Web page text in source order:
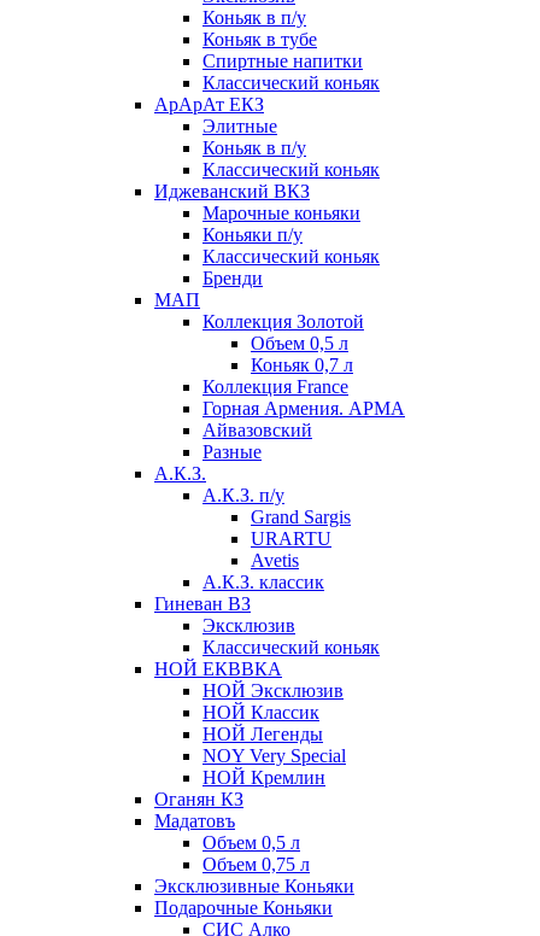
Коньяк в п/у
Коньяк в тубе
Спиртные напитки
Классический коньяк
АрАрАт ЕКЗ
Элитные
Коньяк в п/у
Классический коньяк
Иджеванский ВКЗ
Марочные коньяки
Коньяки п/у
Классический коньяк
Бренди
МАП
Коллекция Золотой
Объем 0,5 л
Коньяк 0,7 л
Коллекция France
Горная Армения. АРМА
Айвазовский
Разные
А.К.З.
А.К.З. п/у
Grand Sargis
URARTU
Avetis
А.К.З. классик
Гиневан ВЗ
Эксклюзив
Классический коньяк
НОЙ ЕКВВКА
НОЙ Эксклюзив
НОЙ Классик
НОЙ Легенды
NOY Very Speсial
НОЙ Кремлин
Оганян КЗ
Мадатовъ
Объем 0,5 л
Объем 0,75 л
Эксклюзивные Коньяки
Подарочные Коньяки
СИС Алко